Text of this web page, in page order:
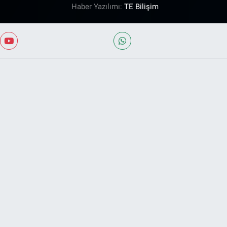
Haber Yazılımı:TE Bilişim